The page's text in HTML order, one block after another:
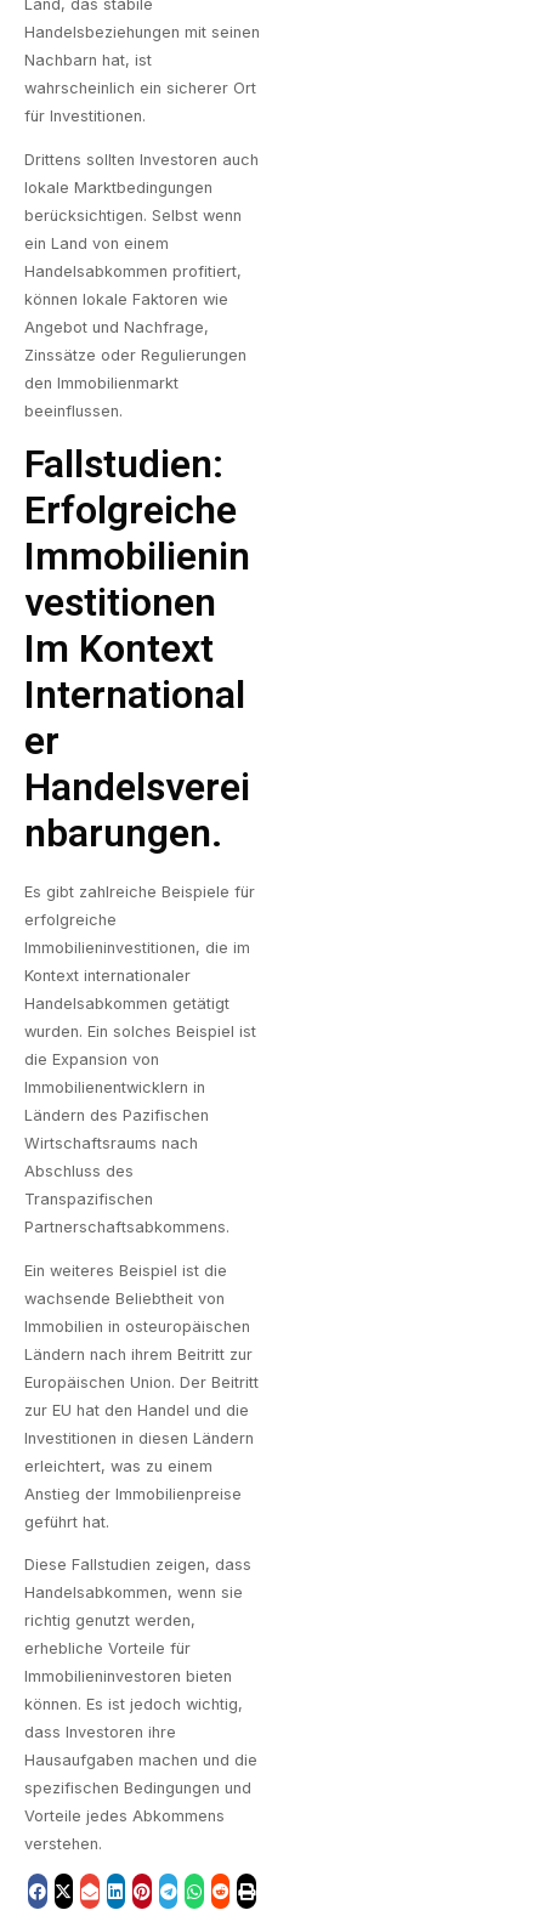
Land, das stabile
Handelsbeziehungen mit seinen
Nachbarn hat, ist
wahrscheinlich ein sicherer Ort
für Investitionen.
Drittens sollten Investoren auch
lokale Marktbedingungen
berücksichtigen. Selbst wenn
ein Land von einem
Handelsabkommen profitiert,
können lokale Faktoren wie
Angebot und Nachfrage,
Zinssätze oder Regulierungen
den Immobilienmarkt
beeinflussen.
Fallstudien:
Erfolgreiche
Immobilienin
Vestitionen
Im Kontext
International
Er
Handelsverei
Nbarungen.
Es gibt zahlreiche Beispiele für
erfolgreiche
Immobilieninvestitionen, die im
Kontext internationaler
Handelsabkommen getätigt
wurden. Ein solches Beispiel ist
die Expansion von
Immobilienentwicklern in
Ländern des Pazifischen
Wirtschaftsraums nach
Abschluss des
Transpazifischen
Partnerschaftsabkommens.
Ein weiteres Beispiel ist die
wachsende Beliebtheit von
Immobilien in osteuropäischen
Ländern nach ihrem Beitritt zur
Europäischen Union. Der Beitritt
zur EU hat den Handel und die
Investitionen in diesen Ländern
erleichtert, was zu einem
Anstieg der Immobilienpreise
geführt hat.
Diese Fallstudien zeigen, dass
Handelsabkommen, wenn sie
richtig genutzt werden,
erhebliche Vorteile für
Immobilieninvestoren bieten
können. Es ist jedoch wichtig,
dass Investoren ihre
Hausaufgaben machen und die
spezifischen Bedingungen und
Vorteile jedes Abkommens
verstehen.